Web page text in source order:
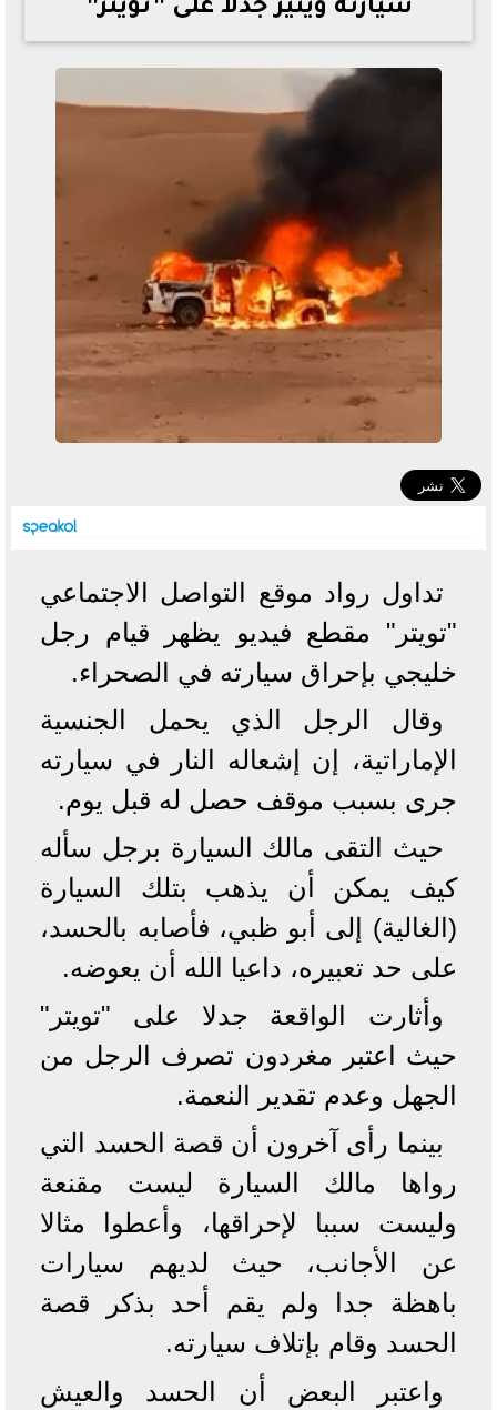
تصرف مثير من ميسي ونجوم الأرجنتين قبل مواجهة مصر
أسعار الحديد والأسمنت اليوم الإثنين 6 - 7 - 2026
سيارته ويثير جدلا على ”تويتر”
تداول رواد موقع التواصل الاجتماعي
"تويتر" مقطع فيديو يظهر قيام رجل
خليجي بإحراق سيارته في الصحراء.
وقال الرجل الذي يحمل الجنسية
الإماراتية، إن إشعاله النار في سيارته
جرى بسبب موقف حصل له قبل يوم.
حيث التقى مالك السيارة برجل سأله
كيف يمكن أن يذهب بتلك السيارة
(الغالية) إلى أبو ظبي، فأصابه بالحسد،
على حد تعبيره، داعيا الله أن يعوضه.
وأثارت الواقعة جدلا على "تويتر"
حيث اعتبر مغردون تصرف الرجل من
الجهل وعدم تقدير النعمة.
بينما رأى آخرون أن قصة الحسد التي
رواها مالك السيارة ليست مقنعة
وليست سببا لإحراقها، وأعطوا مثالا
عن الأجانب، حيث لديهم سيارات
باهظة جدا ولم يقم أحد بذكر قصة
الحسد وقام بإتلاف سيارته.
واعتبر البعض أن الحسد والعيش